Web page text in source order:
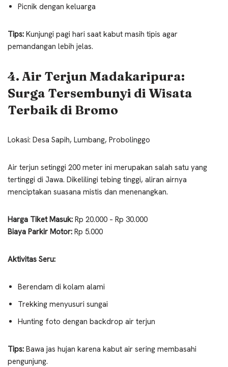
Picnik dengan keluarga
Tips: Kunjungi pagi hari saat kabut masih tipis agar
pemandangan lebih jelas.
4. Air Terjun Madakaripura:
Surga Tersembunyi di Wisata
Terbaik di Bromo
Lokasi: Desa Sapih, Lumbang, Probolinggo
Air terjun setinggi 200 meter ini merupakan salah satu yang
tertinggi di Jawa. Dikelilingi tebing tinggi, aliran airnya
menciptakan suasana mistis dan menenangkan.
Harga Tiket Masuk: Rp 20.000 – Rp 30.000
Biaya Parkir Motor: Rp 5.000
Aktivitas Seru:
Berendam di kolam alami
Trekking menyusuri sungai
Hunting foto dengan backdrop air terjun
Tips: Bawa jas hujan karena kabut air sering membasahi
pengunjung.